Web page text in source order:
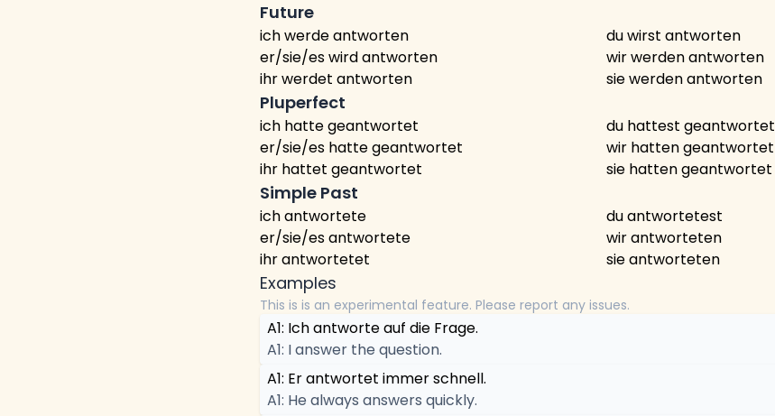
Future
ich werde antworten
du wirst antworten
er/sie/es wird antworten
wir werden antworten
ihr werdet antworten
sie werden antworten
Pluperfect
ich hatte geantwortet
du hattest geantwortet
er/sie/es hatte geantwortet
wir hatten geantwortet
ihr hattet geantwortet
sie hatten geantwortet
Simple Past
ich antwortete
du antwortetest
er/sie/es antwortete
wir antworteten
ihr antwortetet
sie antworteten
Examples
This is is an experimental feature. Please report any issues.
A1: Ich antworte auf die Frage.
A1: I answer the question.
A1: Er antwortet immer schnell.
A1: He always answers quickly.